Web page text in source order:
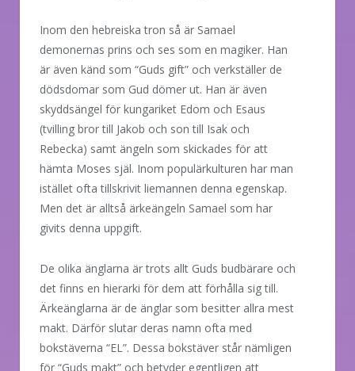
Inom den hebreiska tron så är Samael
demonernas prins och ses som en magiker. Han
är även känd som “Guds gift” och verkställer de
dödsdomar som Gud dömer ut. Han är även
skyddsängel för kungariket Edom och Esaus
(tvilling bror till Jakob och son till Isak och
Rebecka) samt ängeln som skickades för att
hämta Moses själ. Inom populärkulturen har man
istället ofta tillskrivit liemannen denna egenskap.
Men det är alltså ärkeängeln Samael som har
givits denna uppgift.
De olika änglarna är trots allt Guds budbärare och
det finns en hierarki för dem att förhålla sig till.
Ärkeänglarna är de änglar som besitter allra mest
makt. Därför slutar deras namn ofta med
bokstäverna “EL”. Dessa bokstäver står nämligen
för “Guds makt” och betyder egentligen att